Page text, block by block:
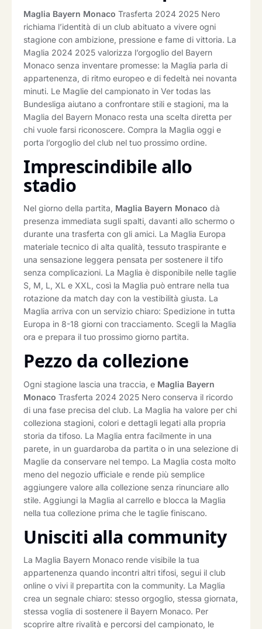
Maglia Bayern Monaco Trasferta 2024 2025 Nero
richiama l’identità di un club abituato a vivere ogni
stagione con ambizione, pressione e fame di vittoria. La
Maglia 2024 2025 valorizza l’orgoglio del Bayern
Monaco senza inventare promesse: la Maglia parla di
appartenenza, di ritmo europeo e di fedeltà nei novanta
minuti. Le Maglie del campionato in Ver todas las
Bundesliga aiutano a confrontare stili e stagioni, ma la
Maglia del Bayern Monaco resta una scelta diretta per
chi vuole farsi riconoscere. Compra la Maglia oggi e
porta l’orgoglio del club nel tuo prossimo ordine.
Imprescindibile allo
stadio
Nel giorno della partita, Maglia Bayern Monaco dà
presenza immediata sugli spalti, davanti allo schermo o
durante una trasferta con gli amici. La Maglia Europa
materiale tecnico di alta qualità, tessuto traspirante e
una sensazione leggera pensata per sostenere il tifo
senza complicazioni. La Maglia è disponibile nelle taglie
S, M, L, XL e XXL, così la Maglia può entrare nella tua
rotazione da match day con la vestibilità giusta. La
Maglia arriva con un servizio chiaro: Spedizione in tutta
Europa in 8-18 giorni con tracciamento. Scegli la Maglia
ora e prepara il tuo prossimo giorno partita.
Pezzo da collezione
Ogni stagione lascia una traccia, e Maglia Bayern
Monaco Trasferta 2024 2025 Nero conserva il ricordo
di una fase precisa del club. La Maglia ha valore per chi
colleziona stagioni, colori e dettagli legati alla propria
storia da tifoso. La Maglia entra facilmente in una
parete, in un guardaroba da partita o in una selezione di
Maglie da conservare nel tempo. La Maglia costa molto
meno del negozio ufficiale e rende più semplice
aggiungere valore alla collezione senza rinunciare allo
stile. Aggiungi la Maglia al carrello e blocca la Maglia
nella tua collezione prima che le taglie finiscano.
Unisciti alla community
La Maglia Bayern Monaco rende visibile la tua
appartenenza quando incontri altri tifosi, segui il club
online o vivi il prepartita con la community. La Maglia
crea un segnale chiaro: stesso orgoglio, stessa giornata,
stessa voglia di sostenere il Bayern Monaco. Per
scoprire altre rivalità e percorsi del campionato, le